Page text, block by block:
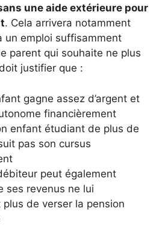
une aide extérieure pour
. Cela arrivera notamment
un emploi suffisamment
parent qui souhaite ne plus
justifier que :
gagne assez d’argent et
financièrement
enfant étudiant de plus de
pas son cursus
peut également
ses revenus ne lui
de verser la pension